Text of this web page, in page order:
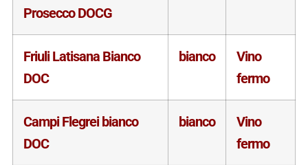
Prosecco DOCG
Friuli Latisana Bianco
DOC
bianco
Vino
fermo
Campi Flegrei bianco
DOC
bianco
Vino
fermo